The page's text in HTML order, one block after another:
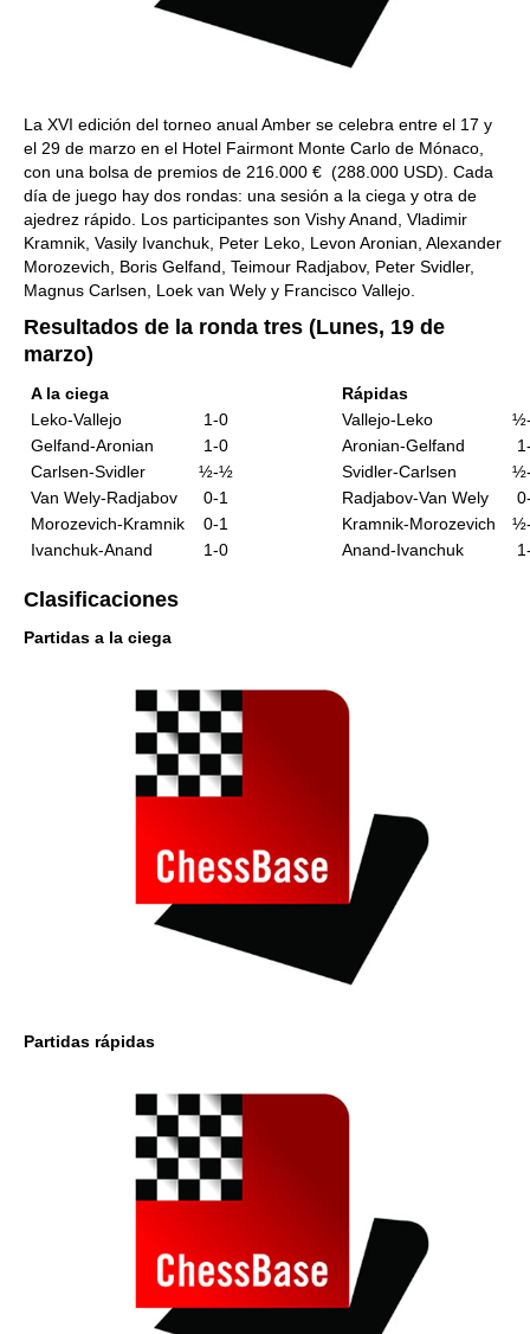
La XVI edición del torneo anual Amber se celebra entre el 17 y
el 29 de marzo en el Hotel Fairmont Monte Carlo de Mónaco,
con una bolsa de premios de 216.000 € (288.000 USD). Cada
día de juego hay dos rondas: una sesión a la ciega y otra de
ajedrez rápido. Los participantes son Vishy Anand, Vladimir
Kramnik, Vasily Ivanchuk, Peter Leko, Levon Aronian, Alexander
Morozevich, Boris Gelfand, Teimour Radjabov, Peter Svidler,
Magnus Carlsen, Loek van Wely y Francisco Vallejo.
Resultados de la ronda tres (Lunes, 19 de
marzo)
A la ciega
Rápidas
Leko-Vallejo
1-0 Vallejo-Leko
Gelfand-Aronian
1-0 Aronian-Gelfand
Carlsen-Svidler
½-½ Svidler-Carlsen
Van Wely-Radjabov
0-1 Radjabov-Van Wely
Morozevich-Kramnik
0-1 Kramnik-Morozevich
Ivanchuk-Anand
1-0 Anand-Ivanchuk
Clasificaciones
Partidas a la ciega
Partidas rápidas